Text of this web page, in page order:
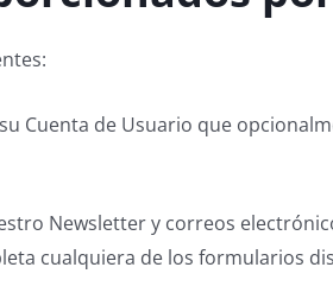
Cuenta de Usuario que
Newsletter y correos
cualquiera de los formularios